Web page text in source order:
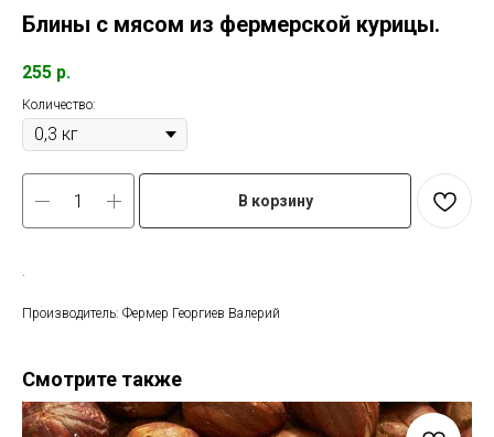
Блины с мясом из фермерской курицы.
255 р.
Количество:
В корзину
.
Производитель: Фермер Георгиев Валерий
Смотрите также